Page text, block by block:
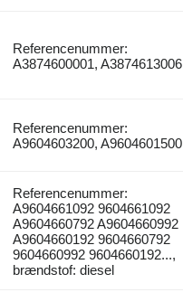
Referencenummer:
A3874600001, A3874613006
Referencenummer:
A9604603200, A9604601500
Referencenummer:
A9604661092 9604661092
A9604660792 A9604660992
A9604660192 9604660792
9604660992 9604660192...,
brændstof: diesel